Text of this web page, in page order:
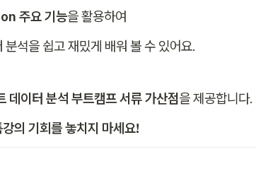
주요 기능을 활용하여
석을 쉽고 재밌게 배워 볼 수 있어요.
데이터 분석 부트캠프서류 가산점을 제공합니다.
의 기회를 놓치지 마세요!